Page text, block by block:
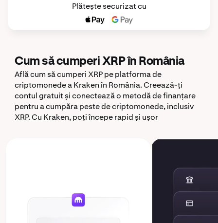
Plătește securizat cu
Cum să cumperi XRP în România
Află cum să cumperi XRP pe platforma de
criptomonede a Kraken în România. Creează-ți
contul gratuit și conectează o metodă de finanțare
pentru a cumpăra peste de criptomonede, inclusiv
XRP. Cu Kraken, poți începe rapid și ușor